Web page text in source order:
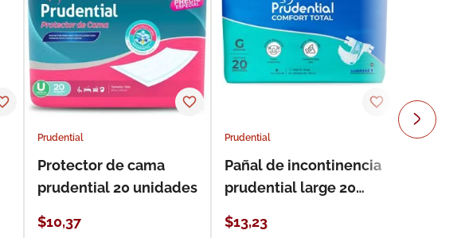
Prudential
Protector de cama
prudential 20 unidades
$10,37
Prudential
Pañal de incontinencia
prudential large 20
$13,23